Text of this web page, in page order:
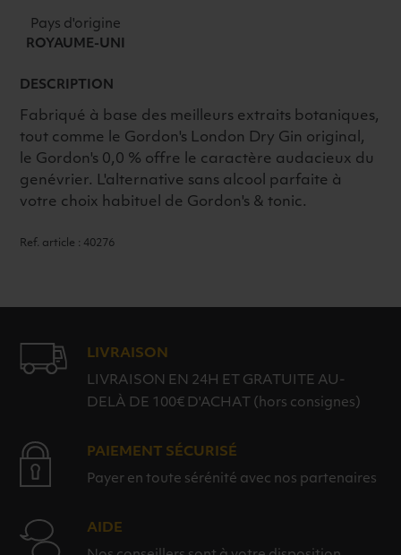
Pays d'origine
ROYAUME-UNI
DESCRIPTION
Fabriqué à base des meilleurs extraits botaniques,
tout comme le Gordon's London Dry Gin original,
le Gordon's 0,0 % offre le caractère audacieux du
genévrier. L'alternative sans alcool parfaite à
votre choix habituel de Gordon's & tonic.
Ref. article : 40276
LIVRAISON
LIVRAISON EN 24H ET GRATUITE AU-
DELÀ DE 100€ D'ACHAT (hors consignes)
PAIEMENT SÉCURISÉ
Payer en toute sérénité avec nos partenaires
AIDE